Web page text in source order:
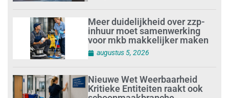
Meer duidelijkheid over zzp-
inhuur moet samenwerking
voor mkb makkelijker maken
augustus 5, 2026
Nieuwe Wet Weerbaarheid
Kritieke Entiteiten raakt ook